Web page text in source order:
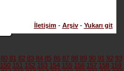
İletişim- Arşiv- Yukarı git
80 81 82 83 84 85 86 87 88 89 90 91 92 93
150 151 152 153 154 155 156 157 158 159